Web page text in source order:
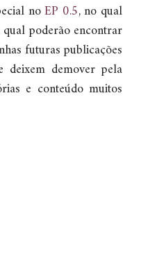
noEP 0.5, no qual
poderão encontrar
futuras publicações
deixem demover pela
e conteúdo muitos